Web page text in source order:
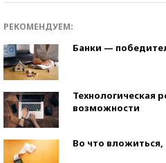
РЕКОМЕНДУЕМ:
Банки —
Технологическая
возможности
Во что вложиться,